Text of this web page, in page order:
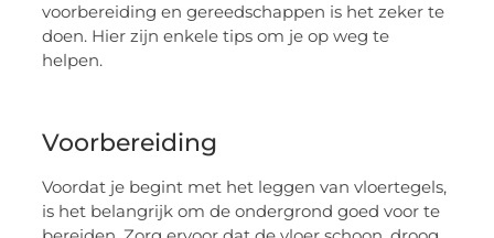
voorbereiding en gereedschappen is het zeker te
doen. Hier zijn enkele tips om je op weg te
helpen.
Voorbereiding
Voordat je begint met het leggen van vloertegels,
is het belangrijk om de ondergrond goed voor te